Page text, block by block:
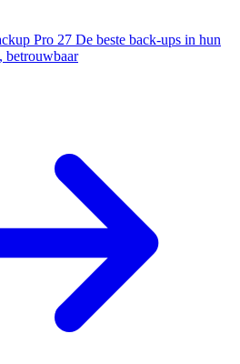
Pro 27 De beste back-ups in hun
betrouwbaar